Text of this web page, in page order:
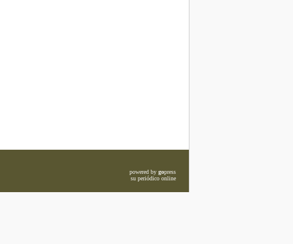
powered by gopress
su periódico online